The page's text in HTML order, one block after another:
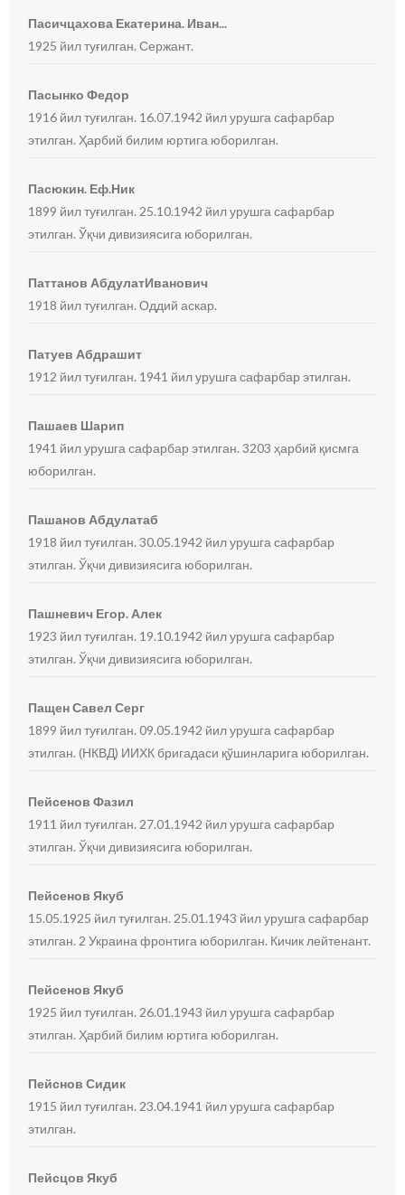
Пасичцахова Екатерина. Иван...
1925 йил туғилган. Сержант.
Пасынко Федор
1916 йил туғилган. 16.07.1942 йил урушга сафарбар
этилган. Ҳарбий билим юртига юборилган.
Пасюкин. Еф.Ник
1899 йил туғилган. 25.10.1942 йил урушга сафарбар
этилган. Ўқчи дивизиясига юборилган.
Паттанов АбдулатИванович
1918 йил туғилган. Оддий аскар.
Патуев Абдрашит
1912 йил туғилган. 1941 йил урушга сафарбар этилган.
Пашаев Шарип
1941 йил урушга сафарбар этилган. 3203 ҳарбий қисмга
юборилган.
Пашанов Абдулатаб
1918 йил туғилган. 30.05.1942 йил урушга сафарбар
этилган. Ўқчи дивизиясига юборилган.
Пашневич Егор. Алек
1923 йил туғилган. 19.10.1942 йил урушга сафарбар
этилган. Ўқчи дивизиясига юборилган.
Пащен Савел Серг
1899 йил туғилган. 09.05.1942 йил урушга сафарбар
этилган. (НКВД) ИИХК бригадаси қўшинларига юборилган.
Пейсенов Фазил
1911 йил туғилган. 27.01.1942 йил урушга сафарбар
этилган. Ўқчи дивизиясига юборилган.
Пейсенов Якуб
15.05.1925 йил туғилган. 25.01.1943 йил урушга сафарбар
этилган. 2 Украина фронтига юборилган. Кичик лейтенант.
Пейсенов Якуб
1925 йил туғилган. 26.01.1943 йил урушга сафарбар
этилган. Ҳарбий билим юртига юборилган.
Пейснов Сидик
1915 йил туғилган. 23.04.1941 йил урушга сафарбар
этилган.
Пейсцов Якуб